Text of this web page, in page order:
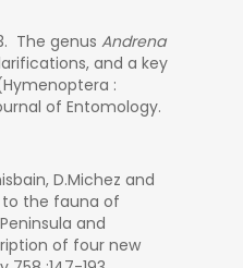
The genusAndrena
and a key
:
of Entomology.
D.Michez and
to the fauna of
and
of four new